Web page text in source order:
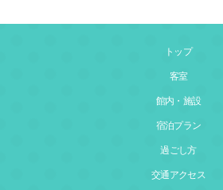
トップ
客室
館内・施設
宿泊プラン
過ごし方
交通アクセス